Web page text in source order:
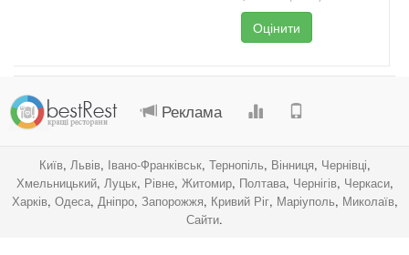
Оцінити
Реклама
Київ, Львів, Івано-Франківськ, Тернопіль, Вінниця, Чернівці,
Хмельницький, Луцьк, Рівне, Житомир, Полтава, Чернігів, Черкаси,
Харків, Одеса, Дніпро, Запорожжя, Кривий Ріг, Маріуполь, Миколаїв,
Сайти.